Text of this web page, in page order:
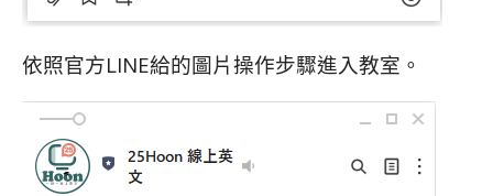
依照官方LINE給的圖片操作步驟進入教室。